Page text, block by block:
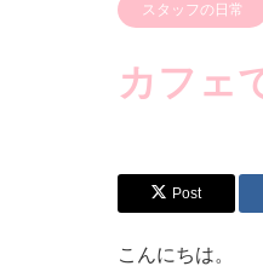
スタッフの日常
カフェ
Post
こんにちは。